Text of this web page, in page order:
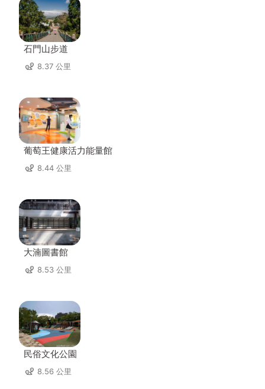
石門山步道
8.37 公里
葡萄王健康活力能量館
8.44 公里
大湳圖書館
8.53 公里
民俗文化公園
8.56 公里